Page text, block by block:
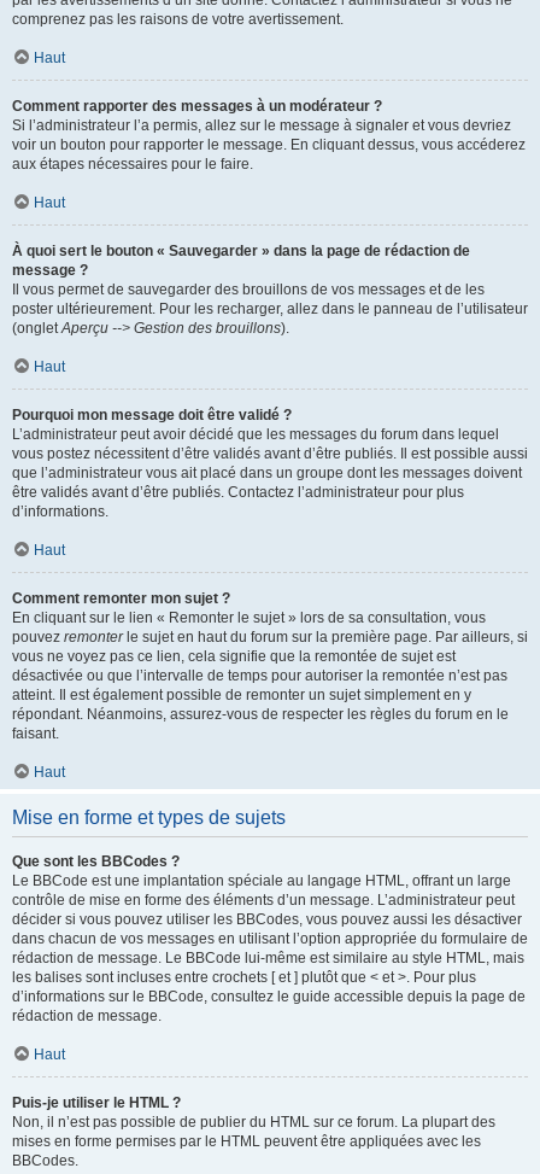
comprenez pas les raisons de votre avertissement.
Haut
Comment rapporter des messages à un modérateur ?
Si l’administrateur l’a permis, allez sur le message à signaler et vous devriez
voir un bouton pour rapporter le message. En cliquant dessus, vous accéderez
aux étapes nécessaires pour le faire.
Haut
À quoi sert le bouton « Sauvegarder » dans la page de rédaction de
message ?
Il vous permet de sauvegarder des brouillons de vos messages et de les
poster ultérieurement. Pour les recharger, allez dans le panneau de l’utilisateur
(ongletAperçu --> Gestion des brouillons).
Haut
Pourquoi mon message doit être validé ?
L’administrateur peut avoir décidé que les messages du forum dans lequel
vous postez nécessitent d’être validés avant d’être publiés. Il est possible aussi
que l’administrateur vous ait placé dans un groupe dont les messages doivent
être validés avant d’être publiés. Contactez l’administrateur pour plus
d’informations.
Haut
Comment remonter mon sujet ?
En cliquant sur le lien « Remonter le sujet » lors de sa consultation, vous
pouvez remonterle sujet en haut du forum sur la première page. Par ailleurs, si
vous ne voyez pas ce lien, cela signifie que la remontée de sujet est
désactivée ou que l’intervalle de temps pour autoriser la remontée n’est pas
atteint. Il est également possible de remonter un sujet simplement en y
répondant. Néanmoins, assurez-vous de respecter les règles du forum en le
faisant.
Haut
Mise en forme et types de sujets
Que sont les BBCodes ?
Le BBCode est une implantation spéciale au langage HTML, offrant un large
contrôle de mise en forme des éléments d’un message. L’administrateur peut
décider si vous pouvez utiliser les BBCodes, vous pouvez aussi les désactiver
dans chacun de vos messages en utilisant l’option appropriée du formulaire de
rédaction de message. Le BBCode lui-même est similaire au style HTML, mais
les balises sont incluses entre crochets [ et ] plutôt que < et >. Pour plus
d’informations sur le BBCode, consultez le guide accessible depuis la page de
rédaction de message.
Haut
Puis-je utiliser le HTML ?
Non, il n’est pas possible de publier du HTML sur ce forum. La plupart des
mises en forme permises par le HTML peuvent être appliquées avec les
BBCodes.